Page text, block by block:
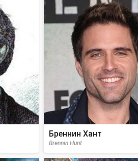
Бреннин Хант
Brennin Hunt